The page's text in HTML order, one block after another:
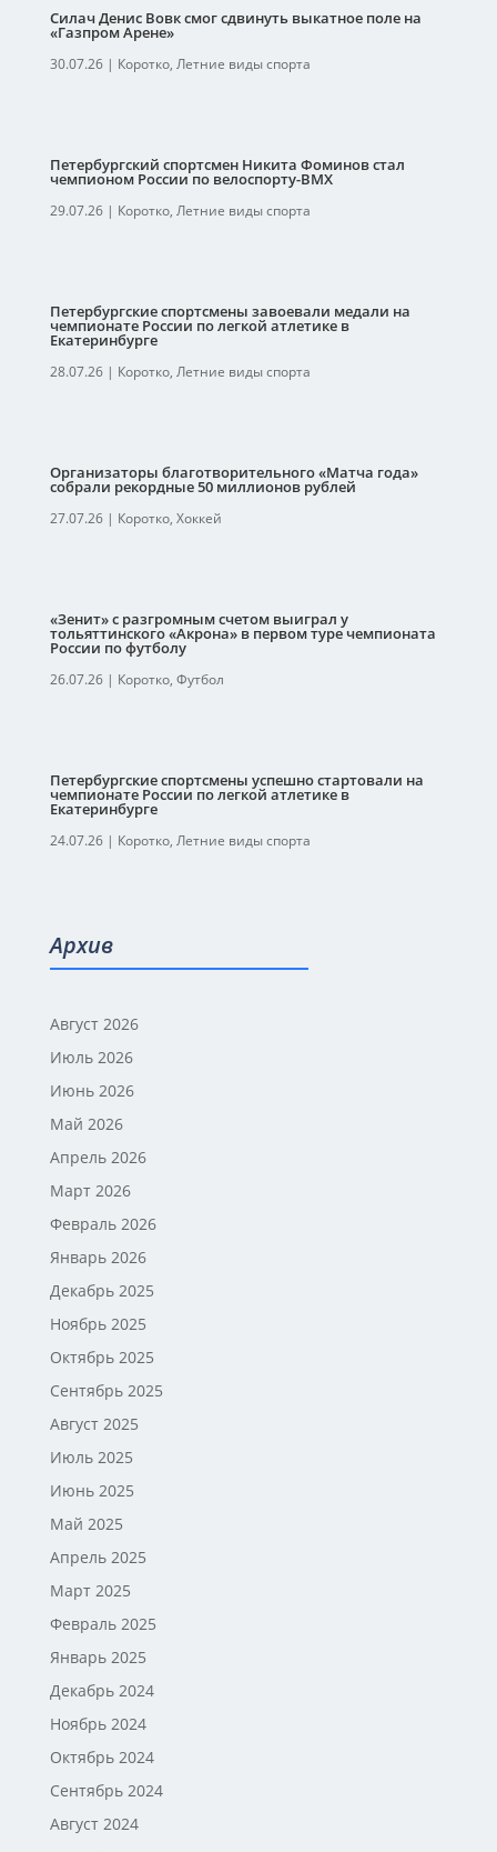
Силач Денис Вовк смог сдвинуть выкатное поле на
«Газпром Арене»
30.07.26| Коротко, Летние виды спорта
Петербургский спортсмен Никита Фоминов стал
чемпионом России по велоспорту-ВМХ
29.07.26| Коротко, Летние виды спорта
Петербургские спортсмены завоевали медали на
чемпионате России по легкой атлетике в
Екатеринбурге
28.07.26| Коротко, Летние виды спорта
Организаторы благотворительного «Матча года»
собрали рекордные 50 миллионов рублей
27.07.26| Коротко, Хоккей
«Зенит» с разгромным счетом выиграл у
тольяттинского «Акрона» в первом туре чемпионата
России по футболу
26.07.26| Коротко, Футбол
Петербургские спортсмены успешно стартовали на
чемпионате России по легкой атлетике в
Екатеринбурге
24.07.26| Коротко, Летние виды спорта
Архив
Август 2026
Июль 2026
Июнь 2026
Май 2026
Апрель 2026
Март 2026
Февраль 2026
Январь 2026
Декабрь 2025
Ноябрь 2025
Октябрь 2025
Сентябрь 2025
Август 2025
Июль 2025
Июнь 2025
Май 2025
Апрель 2025
Март 2025
Февраль 2025
Январь 2025
Декабрь 2024
Ноябрь 2024
Октябрь 2024
Сентябрь 2024
Август 2024